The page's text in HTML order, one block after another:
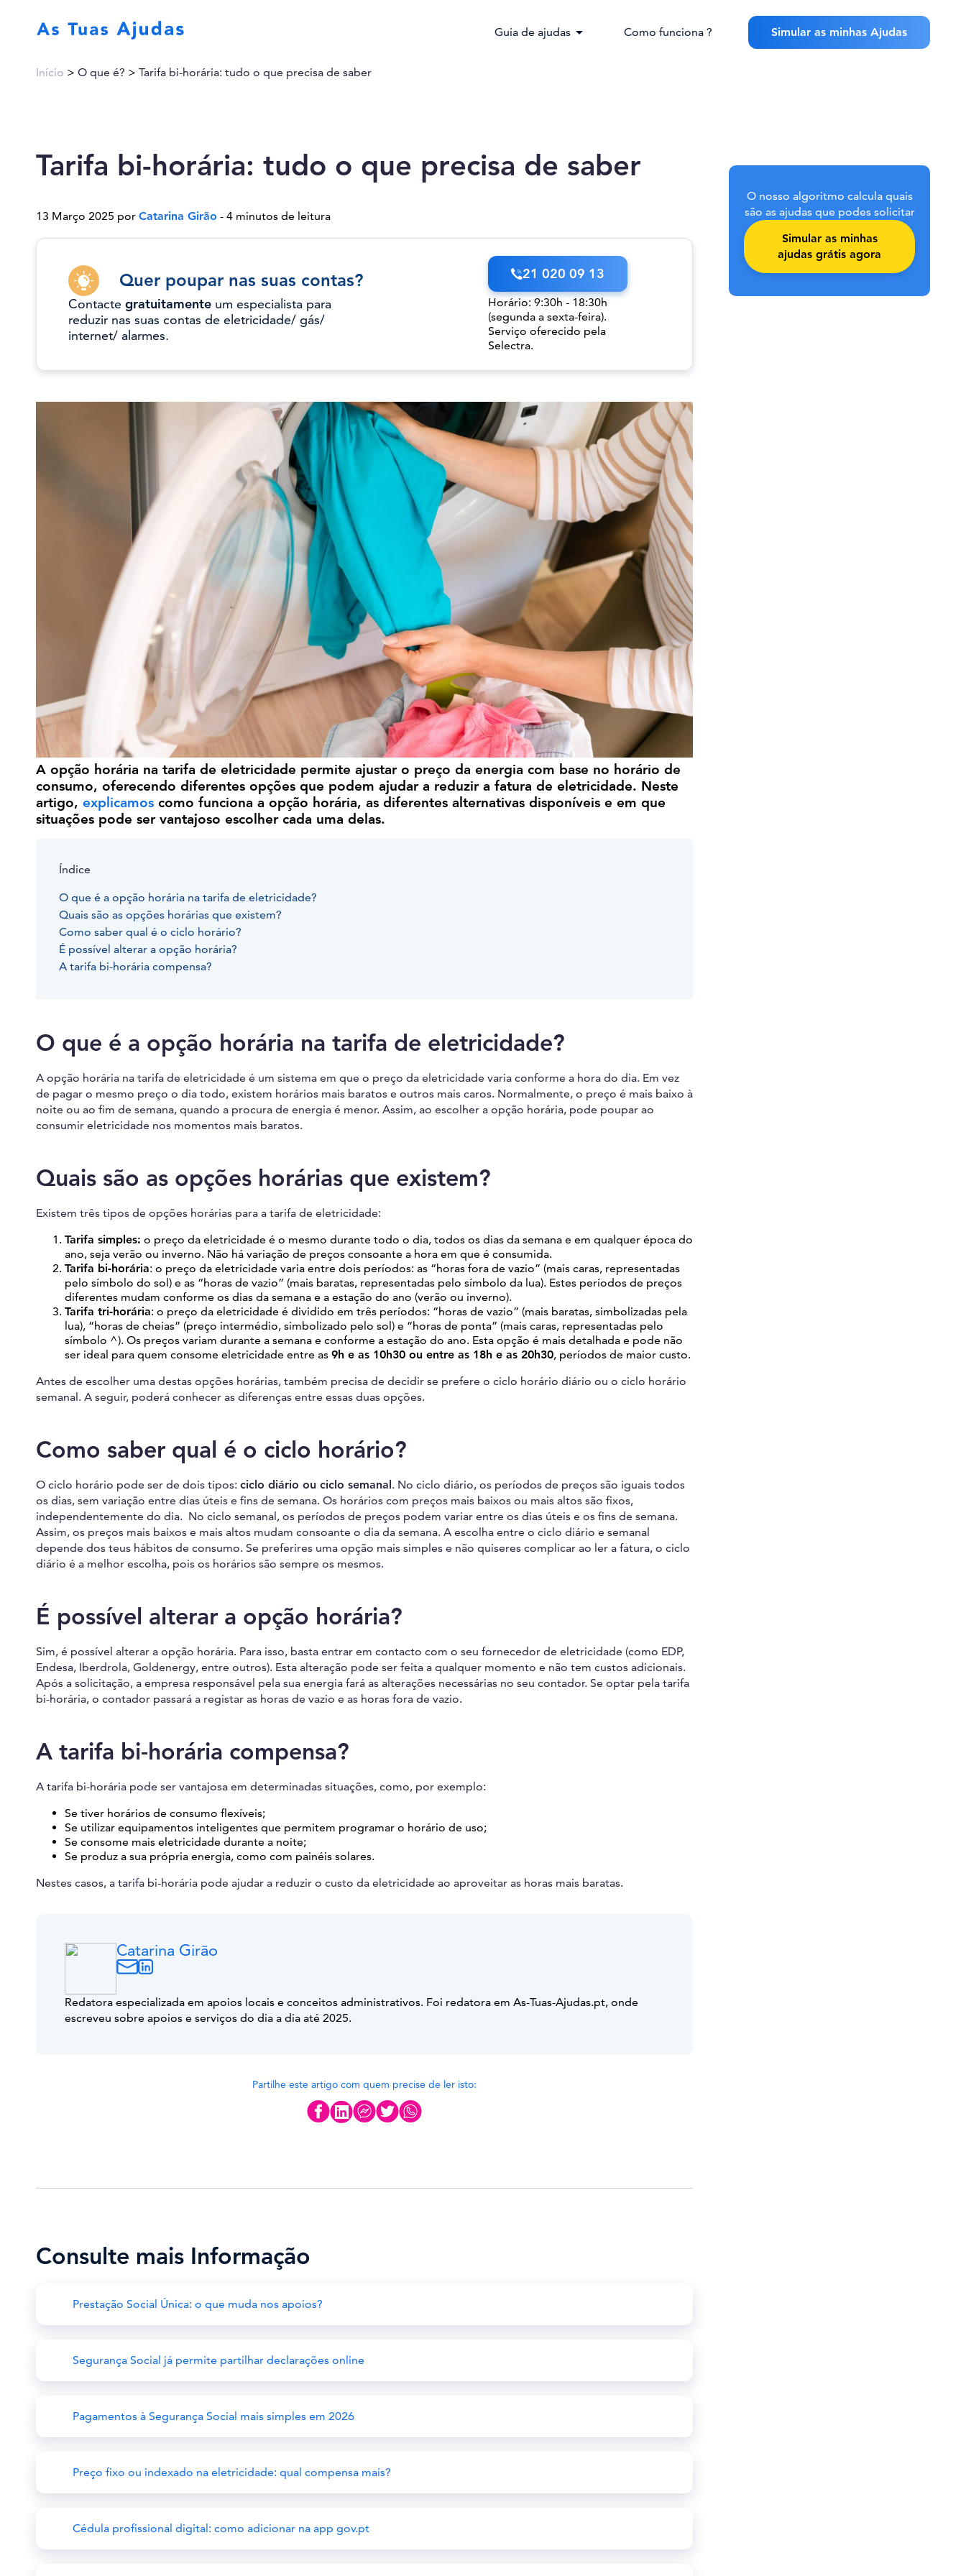
Guia de ajudas arrow_drop_down Como funciona ? Simular as minhas Ajudas
Início > O que é? > Tarifa bi-horária: tudo o que precisa de saber
Tarifa bi-horária: tudo o que precisa de saber
13 Março 2025 por Catarina Girão - 4 minutos de leitura
Quer poupar nas suas contas?
Contacte gratuitamente um especialista para
reduzir nas suas contas de eletricidade/ gás/
internet/ alarmes.
21 020 09 13
Horário: 9:30h - 18:30h
(segunda a sexta-feira).
Serviço oferecido pela
Selectra.
A opção horária na tarifa de eletricidade permite ajustar o preço da energia com base no horário de
consumo, oferecendo diferentes opções que podem ajudar a reduzir a fatura de eletricidade. Neste
artigo, explicamos como funciona a opção horária, as diferentes alternativas disponíveis e em que
situações pode ser vantajoso escolher cada uma delas.
Índice
O que é a opção horária na tarifa de eletricidade?
Quais são as opções horárias que existem?
Como saber qual é o ciclo horário?
É possível alterar a opção horária?
A tarifa bi-horária compensa?
O que é a opção horária na tarifa de eletricidade?
A opção horária na tarifa de eletricidade é um sistema em que o preço da eletricidade varia conforme a hora do dia. Em vez
de pagar o mesmo preço o dia todo, existem horários mais baratos e outros mais caros. Normalmente, o preço é mais baixo à
noite ou ao fim de semana, quando a procura de energia é menor. Assim, ao escolher a opção horária, pode poupar ao
consumir eletricidade nos momentos mais baratos.
Quais são as opções horárias que existem?
Existem três tipos de opções horárias para a tarifa de eletricidade:
Tarifa simples: o preço da eletricidade é o mesmo durante todo o dia, todos os dias da semana e em qualquer época do
ano, seja verão ou inverno. Não há variação de preços consoante a hora em que é consumida.
Tarifa bi-horária: o preço da eletricidade varia entre dois períodos: as “horas fora de vazio” (mais caras, representadas
pelo símbolo do sol) e as “horas de vazio” (mais baratas, representadas pelo símbolo da lua). Estes períodos de preços
diferentes mudam conforme os dias da semana e a estação do ano (verão ou inverno).
Tarifa tri-horária: o preço da eletricidade é dividido em três períodos: “horas de vazio” (mais baratas, simbolizadas pela
lua), “horas de cheias” (preço intermédio, simbolizado pelo sol) e “horas de ponta” (mais caras, representadas pelo
símbolo ^). Os preços variam durante a semana e conforme a estação do ano. Esta opção é mais detalhada e pode não
ser ideal para quem consome eletricidade entre as 9h e as 10h30 ou entre as 18h e as 20h30, períodos de maior custo.
Antes de escolher uma destas opções horárias, também precisa de decidir se prefere o ciclo horário diário ou o ciclo horário
semanal. A seguir, poderá conhecer as diferenças entre essas duas opções.
Como saber qual é o ciclo horário?
O ciclo horário pode ser de dois tipos: ciclo diário ou ciclo semanal. No ciclo diário, os períodos de preços são iguais todos
os dias, sem variação entre dias úteis e fins de semana. Os horários com preços mais baixos ou mais altos são fixos,
independentemente do dia. No ciclo semanal, os períodos de preços podem variar entre os dias úteis e os fins de semana.
Assim, os preços mais baixos e mais altos mudam consoante o dia da semana. A escolha entre o ciclo diário e semanal
depende dos teus hábitos de consumo. Se preferires uma opção mais simples e não quiseres complicar ao ler a fatura, o ciclo
diário é a melhor escolha, pois os horários são sempre os mesmos.
É possível alterar a opção horária?
Sim, é possível alterar a opção horária. Para isso, basta entrar em contacto com o seu fornecedor de eletricidade (como EDP,
Endesa, Iberdrola, Goldenergy, entre outros). Esta alteração pode ser feita a qualquer momento e não tem custos adicionais.
Após a solicitação, a empresa responsável pela sua energia fará as alterações necessárias no seu contador. Se optar pela tarifa
bi-horária, o contador passará a registar as horas de vazio e as horas fora de vazio.
A tarifa bi-horária compensa?
A tarifa bi-horária pode ser vantajosa em determinadas situações, como, por exemplo:
Se tiver horários de consumo flexíveis;
Se utilizar equipamentos inteligentes que permitem programar o horário de uso;
Se consome mais eletricidade durante a noite;
Se produz a sua própria energia, como com painéis solares.
Nestes casos, a tarifa bi-horária pode ajudar a reduzir o custo da eletricidade ao aproveitar as horas mais baratas.
Catarina Girão
Redatora especializada em apoios locais e conceitos administrativos. Foi redatora em As-Tuas-Ajudas.pt, onde
escreveu sobre apoios e serviços do dia a dia até 2025.
Partilhe este artigo com quem precise de ler isto:
Consulte mais Informação
Prestação Social Única: o que muda nos apoios?
Segurança Social já permite partilhar declarações online
Pagamentos à Segurança Social mais simples em 2026
Preço fixo ou indexado na eletricidade: qual compensa mais?
Cédula profissional digital: como adicionar na app gov.pt
O nosso algoritmo calcula quais
são as ajudas que podes solicitar
Simular as minhas
ajudas grátis agora